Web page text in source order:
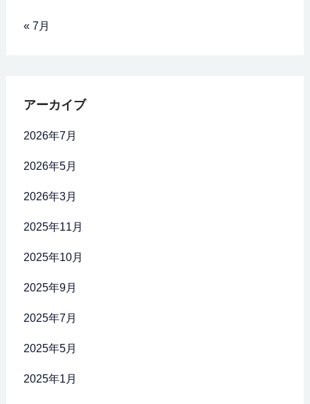
« 7月
アーカイブ
2026年7月
2026年5月
2026年3月
2025年11月
2025年10月
2025年9月
2025年7月
2025年5月
2025年1月